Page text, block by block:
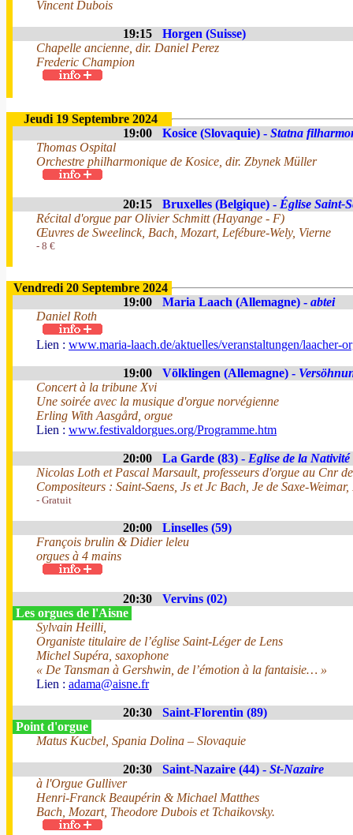
Vincent Dubois
19:15
Horgen (Suisse)
Chapelle ancienne, dir. Daniel Perez
Frederic Champion
Jeudi 19 Septembre 2024
19:00
Kosice (Slovaquie) - Statna
Thomas Ospital
Orchestre philharmonique de Kosice, dir. Zbynek Müller
20:15 Bruxelles (Belgique) - Église Saint-
Récital d'orgue par Olivier Schmitt (Hayange - F)
Œuvres de Sweelinck, Bach, Mozart, Lefébure-Wely, Vierne
- 8 €
Vendredi 20 Septembre 2024
19:00
Maria Laach (Allemagne) - abtei
Daniel Roth
Lien : www.maria-laach.de/aktuelles/veranstaltungen/laacher-
19:00 Völklingen (Allemagne) -
Concert à la tribune Xvi
Une soirée avec la musique d'orgue norvégienne
Erling With Aasgård, orgue
Lien : www.festivaldorgues.org/Programme.htm
20:00 La Garde (83) - Eglise de la Nativité
Nicolas Loth et Pascal Marsault, professeurs d'orgue au Cnr
Compositeurs : Saint-Saens, Js et Jc Bach, Je de Saxe-
- Gratuit
20:00
Linselles (59)
François brulin & Didier leleu
orgues à 4 mains
20:30
Vervins (02)
Les orgues de l'Aisne
Sylvain Heilli,
Organiste titulaire de l’église Saint-Léger de Lens
Michel Supéra, saxophone
« De Tansman à Gershwin, de l’émotion à la fantaisie… »
Lien : adama@aisne.fr
20:30
Saint-Florentin (89)
Point d'orgue
Matus Kucbel, Spania Dolina – Slovaquie
20:30 Saint-Nazaire (44) - St-Nazaire
à l'Orgue Gulliver
Henri-Franck Beaupérin & Michael Matthes
Bach, Mozart, Theodore Dubois et Tchaikovsky.